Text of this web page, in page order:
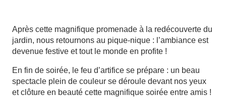
Après cette magnifique promenade à la redécouverte du
jardin, nous retournons au pique-nique : l’ambiance est
devenue festive et tout le monde en profite !
En fin de soirée, le feu d’artifice se prépare : un beau
spectacle plein de couleur se déroule devant nos yeux
et clôture en beauté cette magnifique soirée entre amis !